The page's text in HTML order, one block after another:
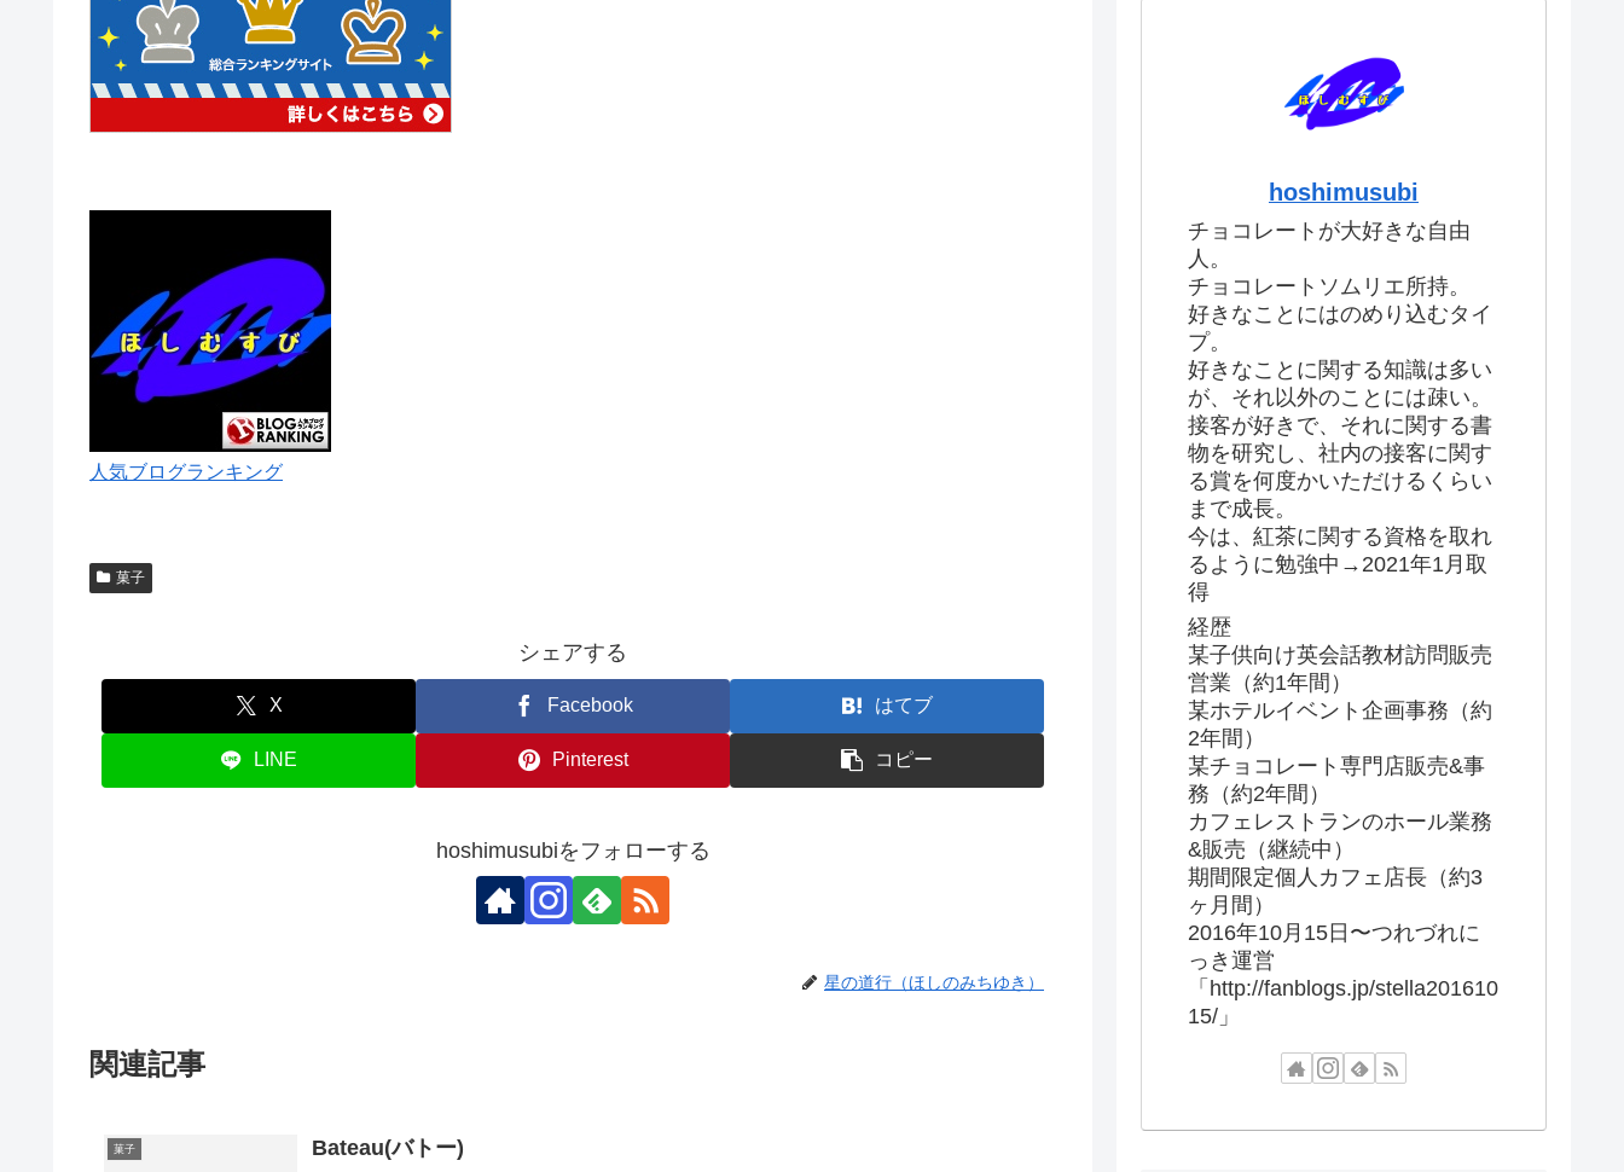
人気ブログランキング
菓子
シェアする
X Facebook はてブ
LINE Pinterest コピー
hoshimusubiをフォローする
星の道行（ほしのみちゆき）
関連記事
菓子 Bateau(バトー)
hoshimusubi
チョコレートが大好きな自由
人。
チョコレートソムリエ所持。
好きなことにはのめり込むタイ
プ。
好きなことに関する知識は多い
が、それ以外のことには疎い。
接客が好きで、それに関する書
物を研究し、社内の接客に関す
る賞を何度かいただけるくらい
まで成長。
今は、紅茶に関する資格を取れ
るように勉強中→2021年1月取
得
経歴
某子供向け英会話教材訪問販売
営業（約1年間）
某ホテルイベント企画事務（約
2年間）
某チョコレート専門店販売&事
務（約2年間）
カフェレストランのホール業務
&販売（継続中）
期間限定個人カフェ店長（約3
ヶ月間）
2016年10月15日〜つれづれに
っき運営
「http://fanblogs.jp/stella201610
15/」